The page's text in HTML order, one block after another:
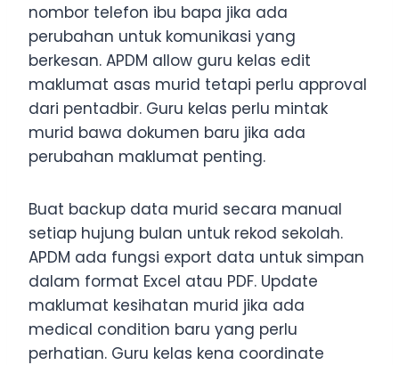
nombor telefon ibu bapa jika ada
perubahan untuk komunikasi yang
berkesan. APDM allow guru kelas edit
maklumat asas murid tetapi perlu approval
dari pentadbir. Guru kelas perlu mintak
murid bawa dokumen baru jika ada
perubahan maklumat penting.
Buat backup data murid secara manual
setiap hujung bulan untuk rekod sekolah.
APDM ada fungsi export data untuk simpan
dalam format Excel atau PDF. Update
maklumat kesihatan murid jika ada
medical condition baru yang perlu
perhatian. Guru kelas kena coordinate